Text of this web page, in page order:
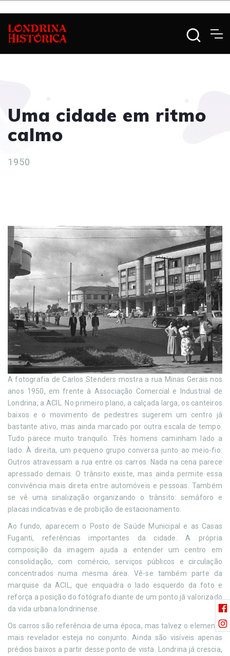
Uma cidade em ritmo
calmo
1950
A fotografia de Carlos Stenders mostra a rua Minas Gerais nos
anos 1950, em frente à Associação Comercial e Industrial de
Londrina, a ACIL. No primeiro plano, a calçada larga, os canteiros
baixos e o movimento de pedestres sugerem um centro já
bastante ativo, mas ainda marcado por outra escala de tempo.
Tudo parece muito tranquilo. Três homens caminham lado a
lado. À direita, um pequeno grupo conversa junto ao meio-fio.
Outros atravessam a rua entre os carros. Nada na cena parece
apressado demais. O trânsito existe, mas ainda permite essa
convivência mais direta entre automóveis e pessoas. Também
se vê uma sinalização organizando o trânsito: semáforo e
placas indicativas e de probição de estacionamento.
Ao fundo, aparecem o Posto de Saúde Municipal e as Casas
Fuganti, referências importantes da cidade. A própria
composição da imagem ajuda a entender um centro em
consolidação, com comércio, serviços públicos e circulação
concentrados numa mesma área. Vê-se também parte da
marquise da ACIL, que enquadra o lado esquerdo da foto e
reforça a posição do fotógrafo diante de um ponto já valorizado
da vida urbana londrinense.
Os carros são referência de uma época, mas talvez o elemento
mais revelador esteja no conjunto. Ainda são visíveis apenas
prédios baixos a partir desse ponto de vista. Londrina já crescia,